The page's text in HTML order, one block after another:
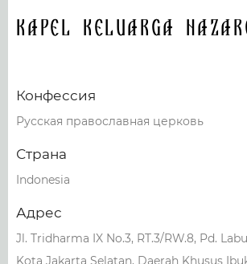
Kapel Keluarga
Конфессия
Русская православная церковь
Страна
Indonesia
Адрес
Jl. Tridharma IX No.3, RT.3/RW.8, Pd.
Kota Jakarta Selatan, Daerah Khusus